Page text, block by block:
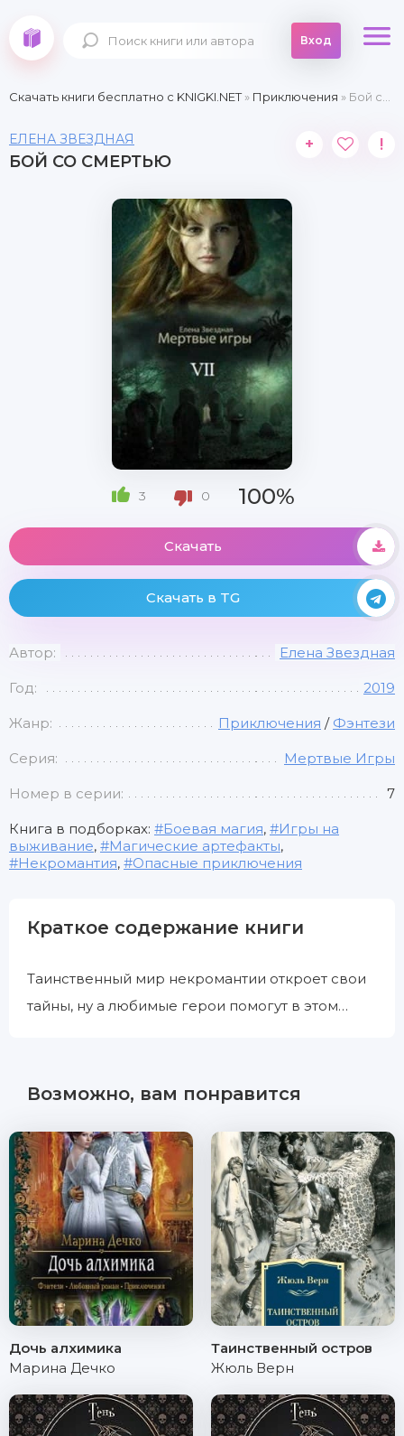
Вход
Скачать книги бесплатно c KNIGKI.NET» Приключения » Бой со смертью
ЕЛЕНА ЗВЕЗДНАЯ
БОЙ СО СМЕРТЬЮ
+ !
3 0 100%
Скачать
Скачать в TG
Автор: Елена Звездная
Год: 2019
Жанр: Приключения / Фэнтези
Серия: Мертвые Игры
Номер в серии: 7
Книга в подборках: Боевая магия,
Игры на
выживание, Магические артефакты,
Некромантия, Опасные приключения
Краткое содержание книги
Таинственный мир некромантии откроет свои
тайны, ну а любимые герои помогут в этом…
Возможно, вам понравится
Дочь алхимика
Марина Дечко
Таинственный остров
Жюль Верн